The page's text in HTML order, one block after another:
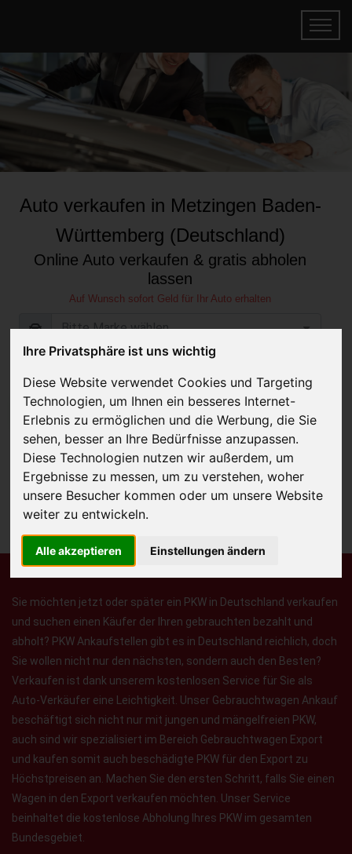
Ihre Privatsphäre ist uns wichtig
Diese Website verwendet Cookies und Targeting
Technologien, um Ihnen ein besseres Internet-
Erlebnis zu ermöglichen und die Werbung, die Sie
sehen, besser an Ihre Bedürfnisse anzupassen.
Diese Technologien nutzen wir außerdem, um
Ergebnisse zu messen, um zu verstehen, woher
unsere Besucher kommen oder um unsere Website
weiter zu entwickeln.
Alle akzeptieren Einstellungen ändern
Auto verkaufen in Metzingen Baden-
Württemberg (Deutschland)
Online Auto verkaufen & gratis abholen
lassen
Auf Wunsch sofort Geld für Ihr Auto erhalten
JETZT KOSTENLOSE BEWERTUNG
Kostenloses Angebot
für den Ankauf Ihres Autos inklusive der
Abholung, auf Wunsch sofort Geld. Ihre Daten werden nicht mit Dritten
geteilt.
Wir garantieren 100% Sicherheit.
Sie möchten jetzt oder später ein PKW in Deutschland verkaufen
und suchen einen Käufer der Ihren gebrauchten bezahlt und
abholt? PKW Ankaufstellen gibt es in Deutschland reichlich, doch
Sie wollen nicht nur den nächsten, sondern auch den Besten?
Verkaufen ist dank unserem kostenlosen Service für Sie als
Auto-Verkäufer eine Leichtigkeit. Unser Gebrauchtwagen Ankauf
beschäftigt sich nicht nur mit jungen und mängelfreien PKW,
auch sind wir spezialisiert im Bereich Gebrauchtwagen Export
und kaufen somit auch beschädigte PKW für den Export zu
Höchstpreisen an. Machen Sie den ersten Schritt, falls Sie einen
Wagen in den Export verkaufen möchten. Unser Service
beinhaltet die kostenlose Abholung Ihres PKW im gesamten
Bundesgebiet.